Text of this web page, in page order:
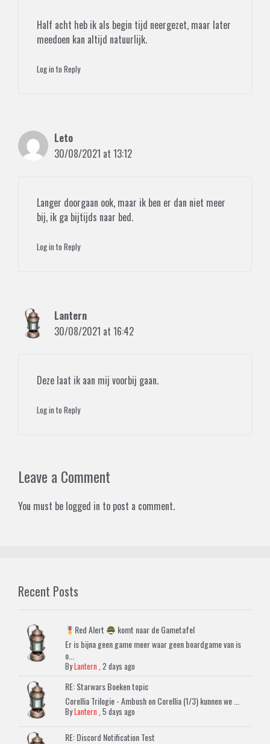
Half acht heb ik als begin tijd neergezet, maar later
meedoen kan altijd natuurlijk.
Log in to Reply
Leto
30/08/2021 at 13:12
Langer doorgaan ook, maar ik ben er dan niet meer
bij, ik ga bijtijds naar bed.
Log in to Reply
Lantern
30/08/2021 at 16:42
Deze laat ik aan mij voorbij gaan.
Log in to Reply
Leave a Comment
You must be logged in to post a comment.
Recent Posts
Red Alert
komt naar de Gametafel
Er is bijna geen game meer waar geen boardgame van is
o...
ByLantern ,2 days ago
RE: Starwars Boeken topic
Corellia Trilogie - Ambush on Corellia (1/3) kunnen we ...
ByLantern ,5 days ago
RE: Discord Notification Test